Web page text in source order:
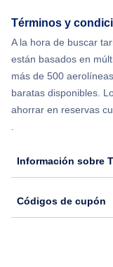
Términos y
A la hora de buscar
están basados en
más de 500
baratas disponibles.
ahorrar en reservas
.
Información sobre
Códigos de cupón